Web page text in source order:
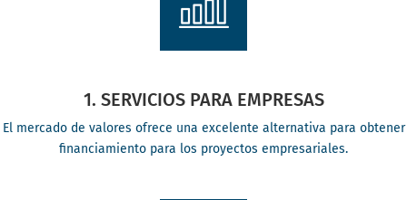
1. SERVICIOS PARA EMPRESAS
El mercado de valores ofrece una excelente alternativa para obtener
financiamiento para los proyectos empresariales.